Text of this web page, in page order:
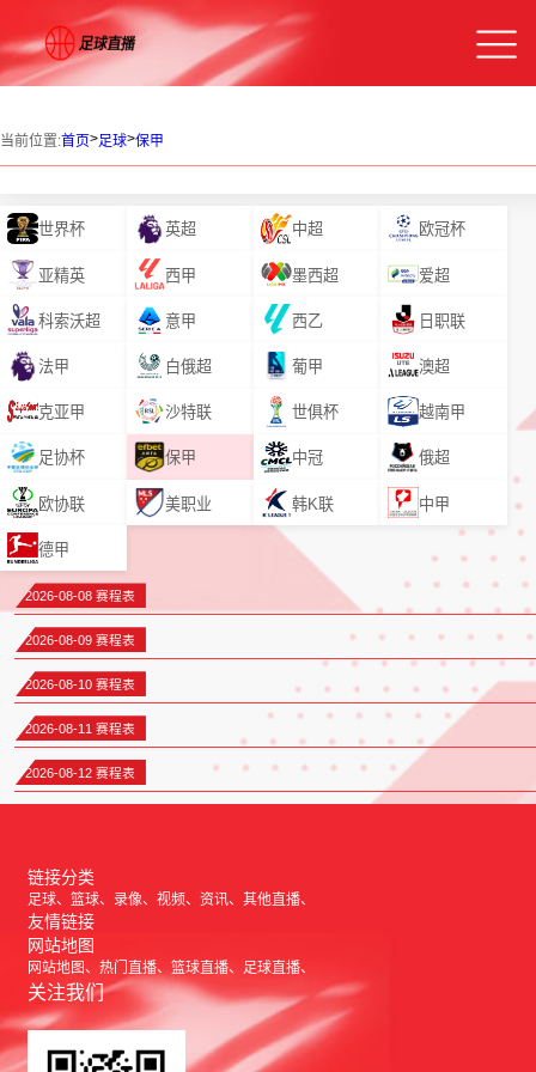
当前位置:首页>足球>保甲
世界杯 英超 中超 欧冠杯
亚精英 西甲 墨西超 爱超
科索沃超 意甲 西乙 日职联
法甲 白俄超 葡甲 澳超
克亚甲 沙特联 世俱杯 越南甲
足协杯 保甲 中冠 俄超
欧协联 美职业 韩K联 中甲
德甲
2026-08-08 赛程表
2026-08-09 赛程表
2026-08-10 赛程表
2026-08-11 赛程表
2026-08-12 赛程表
链接分类
足球 篮球 录像 视频 资讯 其他直播
友情链接
网站地图
网站地图 热门直播 篮球直播 足球直播
关注我们